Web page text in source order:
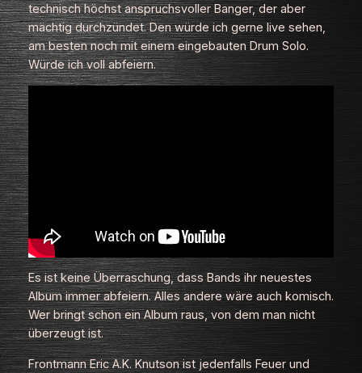
technisch höchst anspruchsvoller Banger, der aber
mächtig durchzündet. Den würde ich gerne live sehen,
am besten noch mit einem eingebauten Drum Solo.
Würde ich voll abfeiern.
Es ist keine Überraschung, dass Bands ihr neuestes
Album immer abfeiern. Alles andere wäre auch komisch.
Wer bringt schon ein Album raus, von dem man nicht
überzeugt ist.
Frontmann Eric A.K. Knutson ist jedenfalls Feuer und